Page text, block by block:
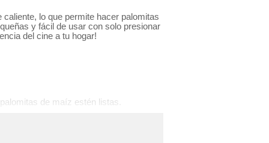
lo que permite hacer palomitas
y fácil de usar con solo presionar
del cine a tu hogar!
de maíz estén listas.
a 5min. Aprox)